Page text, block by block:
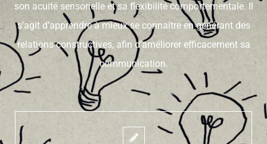
son acuité sensorielle et sa flexibilité comportementale. Il
s’agit d’apprendre à mieux se connaître en générant des
relations constructives, afin d’améliorer efficacement sa
communication.